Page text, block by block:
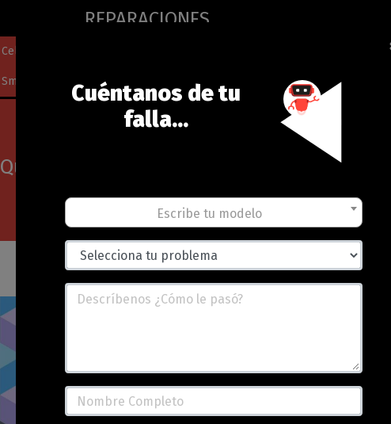
REPARACIONES
Celulares
SmartWatch
Qué es el Galaxy Awesome Unpacked –
Cuéntanos de tu
falla...
Escribe tu modelo